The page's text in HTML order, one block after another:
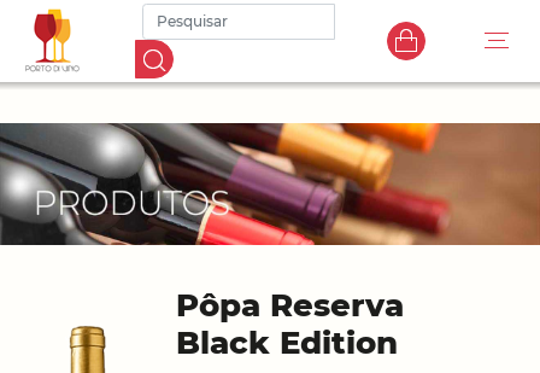
Pôpa Reserva
Black Edition